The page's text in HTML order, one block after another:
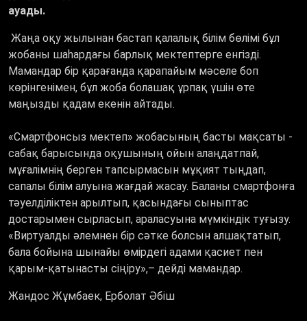
ауады.
Жаңа оқу жылынан бастап қалалық білім бөлімі бұл
жобаны шаһардағы барлық мектептерге енгізді.
Мамандар бір қарағанда қарапайым мәселе боп
көрінгенімен, бұл жоба болашақ ұрпақ үшін өте
маңызды қадам екенін айтады.
«Смартфонсыз мектеп» жобасының басты мақсаты -
сабақ барысында оқушының ойын алаңдатпай,
мұғалімнің берген тапсырмасын мұқият тыңдап,
сапалы білім алуына жағдай жасау. Баланы смартфонға
тәуелділіктен арылтып, қасындағы сыныптас
достарымен сырласып, араласуына мүмкіндік туғызу.
«Виртуалды әлемнен бір сәтке болсын алшақтатып,
бала бойына шынайы өмірдегі адами қасиет пен
қарым-қатынасты сіңіру»,– дейді мамандар.
Жандос Жұмбаек, Ерболат Әбіш